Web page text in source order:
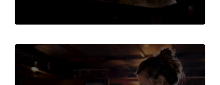
Förstå olika sätt att